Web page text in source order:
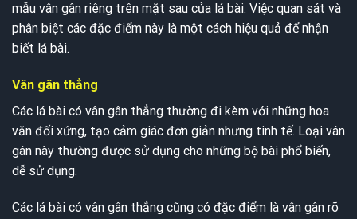
mẫu vân gân riêng trên mặt sau của lá bài. Việc quan sát và
phân biệt các đặc điểm này là một cách hiệu quả để nhận
biết lá bài.
Vân gân thẳng
Các lá bài có vân gân thẳng thường đi kèm với những hoa
văn đối xứng, tạo cảm giác đơn giản nhưng tinh tế. Loại vân
gân này thường được sử dụng cho những bộ bài phổ biến,
dễ sử dụng.
Các lá bài có vân gân thẳng cũng có đặc điểm là vân gân rõ